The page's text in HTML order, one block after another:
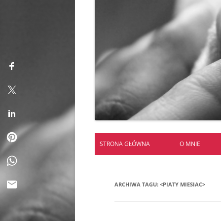
STRONA GŁÓWNA O MNIE
ARCHIWA TAGU: <PIATY MIESIAC>